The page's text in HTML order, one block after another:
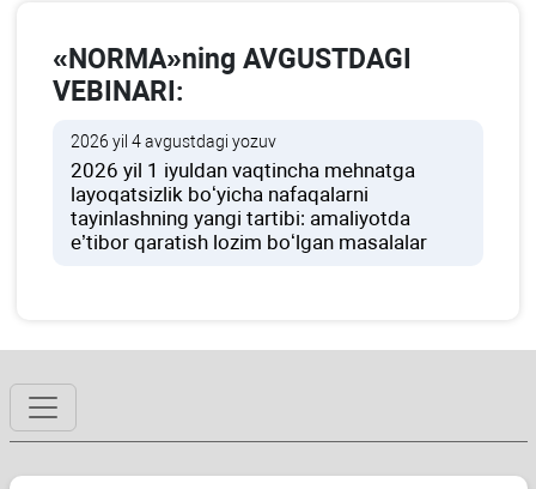
«NORMA»ning AVGUSTDAGI
VEBINARI:
2026 yil 4 avgustdagi yozuv
2026 yil 1 iyuldan vaqtincha mehnatga
layoqatsizlik boʻyicha nafaqalarni
tayinlashning yangi tartibi: amaliyotda
e’tibor qaratish lozim boʻlgan masalalar